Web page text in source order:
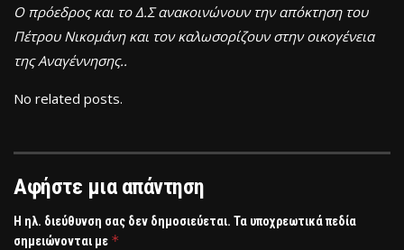
Ο πρόεδρος και το Δ.Σ ανακοινώνουν την απόκτηση του
Πέτρου Νικομάνη και τον καλωσορίζουν στην οικογένεια
της Αναγέννησης..
No related posts.
Αφήστε μια απάντηση
Η ηλ. διεύθυνση σας δεν δημοσιεύεται. Τα υποχρεωτικά πεδία
σημειώνονται με *